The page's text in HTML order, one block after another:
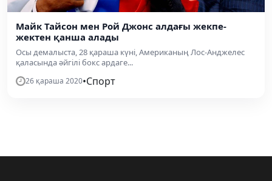
Майк Тайсон мен Рой Джонс алдағы жекпе-
жектен қанша алады
Осы демалыста, 28 қараша күні, Американың Лос-Анджелес
қаласында әйгілі бокс ардаге...
26 қараша 2020•Спорт